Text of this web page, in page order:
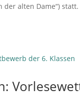
der alten Dame“)